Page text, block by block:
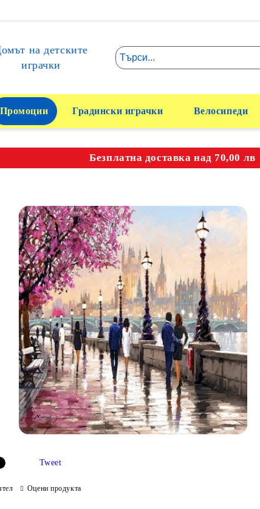
на детските
играчки
Промоции Градински играчки Велосипеди
Безплатна доставка над 70,00 лв
Tweet
Оцени продукта